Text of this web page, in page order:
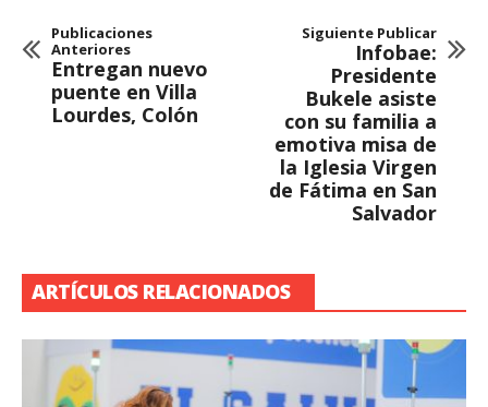
Publicaciones
Anteriores
Entregan nuevo
puente en Villa
Lourdes, Colón
Siguiente Publicar
Infobae:
Presidente
Bukele asiste
con su familia a
emotiva misa de
la Iglesia Virgen
de Fátima en San
Salvador
ARTÍCULOS RELACIONADOS